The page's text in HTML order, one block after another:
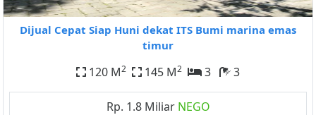
Dijual Cepat Siap Huni dekat ITS Bumi marina emas
timur
120 M2 145 M2 3 3
Rp. 1.8 Miliar NEGO